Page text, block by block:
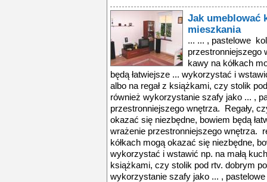
Jak umeblować
mieszkania
... ... , pastelowe
przestronniejszego
kawy na kółkach
będą łatwiejsze ... wykorzystać i
albo na regał z książkami, czy stolik
również wykorzystanie szafy jako ... ,
przestronniejszego wnętrza. Regały,
okazać się niezbędne, bowiem będą
wrażenie przestronniejszego wnętrza.
kółkach mogą okazać się niezbędne,
wykorzystać i wstawić np. na małą
książkami, czy stolik pod rtv. dobrym
wykorzystanie szafy jako ... ,